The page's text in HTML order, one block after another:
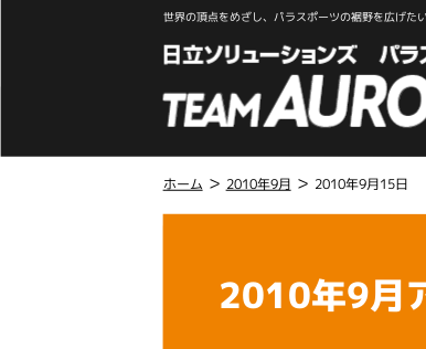
世界の頂点をめざし、パラスポーツの裾野を広げた
ホーム > 2010年9月 > 2010年9月15日
2010年9月